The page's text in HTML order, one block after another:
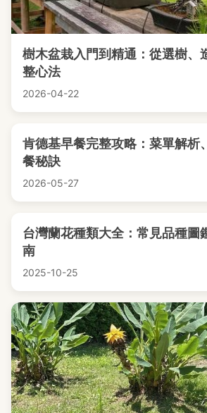
樹木盆栽入門到精通：從選樹、
整心法
2026-04-22
肯德基早餐完整攻略：菜單解析
餐秘訣
2026-05-27
台灣蘭花種類大全：常見品種圖
南
2025-10-25